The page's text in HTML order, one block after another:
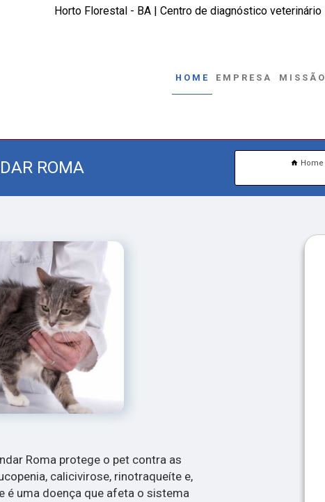
Horto Florestal - BA | Centro de diagnóstico veterinário
HOME EMPRESA MISSÃO
ROMA Home
Roma protege o pet contra as
calicivirose, rinotraqueíte e,
é uma doença que afeta o sistema